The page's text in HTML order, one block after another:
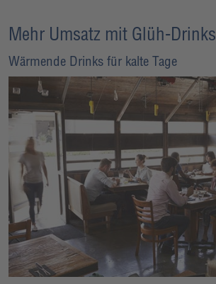
Mehr Umsatz mit Glüh-Drinks
Wärmende Drinks für kalte Tage